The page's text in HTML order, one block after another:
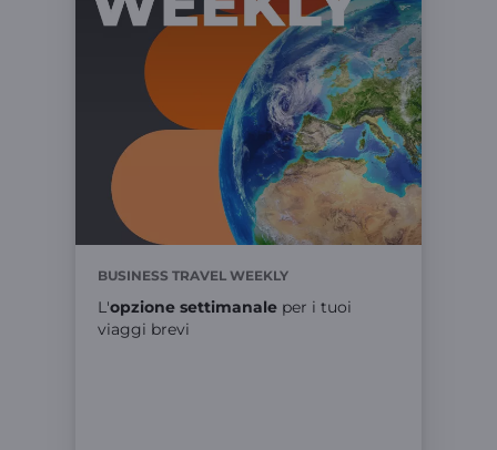
BUSINESS TRAVEL WEEKLY
L'opzione settimanale per i tuoi
viaggi brevi